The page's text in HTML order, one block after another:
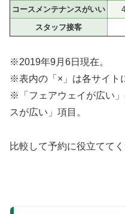
コースメンテナンスがいい
スタッフ接客
※2019年9月6日現在。
※表内の「×」は各サイト
※「フェアウェイが広い
スが広い」項目。
比較して予約に役立ててく